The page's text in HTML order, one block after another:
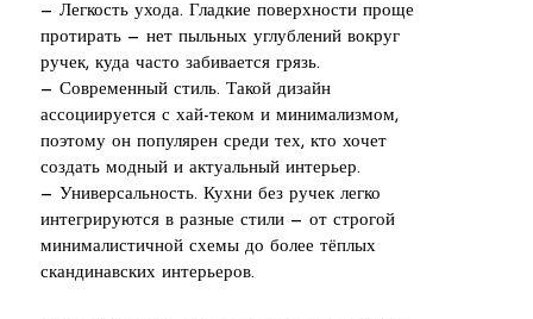
— Легкость ухода. Гладкие поверхности проще
протирать — нет пыльных углублений вокруг
ручек, куда часто забивается грязь.
— Современный стиль. Такой дизайн
ассоциируется с хай-теком и минимализмом,
поэтому он популярен среди тех, кто хочет
создать модный и актуальный интерьер.
— Универсальность. Кухни без ручек легко
интегрируются в разные стили — от строгой
минималистичной схемы до более тёплых
скандинавских интерьеров.